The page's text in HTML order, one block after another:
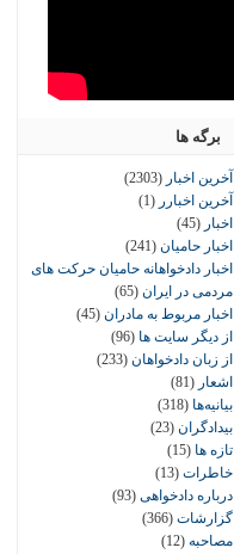
برگه ها
آخرین اخبار (2303)
آخرین اخبارر (1)
اخبار (45)
اخبار حامیان (241)
اخبار دادخواهانه حامیان حرکت های
مردمی در ایران (65)
اخبار مربوط به مادران (45)
از دیگر سایت ها (96)
از زبان دادخواهان (233)
اشعار (81)
بیانیه‌ها (318)
بیدادگران (23)
تازه ها (15)
خاطرات (13)
درباره دادخواهی (93)
گزارشات (366)
مصاحبه (12)